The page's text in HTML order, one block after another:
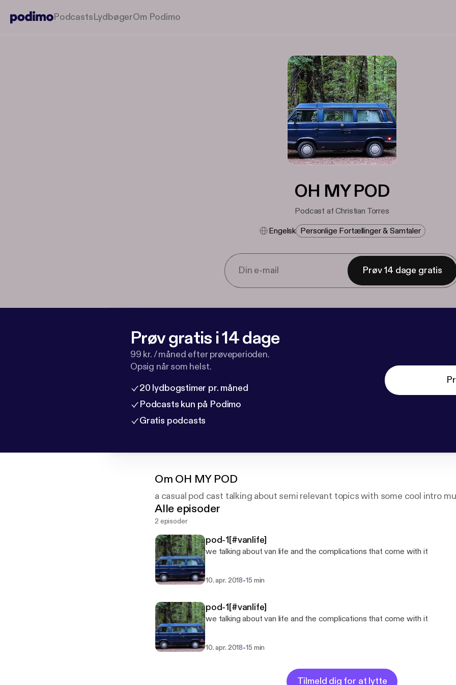
PodcastsLydbøgerOm Podimo
OH MY POD
Podcast af Christian Torres
Engelsk Personlige Fortællinger & Samtaler
Prøv 14 dage gratis
Prøv gratis i 14 dage
99 kr. / måned efter prøveperioden.
Opsig når som helst.
20 lydbogstimer pr. måned
Podcasts kun på Podimo
Gratis podcasts
Om OH MY POD
a casual pod cast talking about semi relevant topics with some cool intro
Alle episoder
2 episoder
pod-1[#vanlife]
we talking about van life and the complications that come with it
10. apr. 2018-15 min
pod-1[#vanlife]
we talking about van life and the complications that come with it
10. apr. 2018-15 min
Tilmeld dig for at lytte